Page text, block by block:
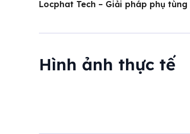
Locphat Tech – Giải pháp phụ
Hình ảnh thực tế